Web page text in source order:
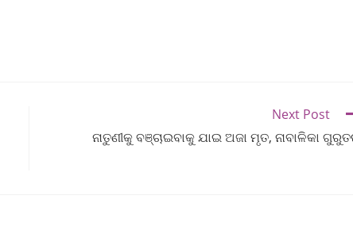
Next Post
ନାତୁଣୀକୁ ବଞ୍ଚାଇବାକୁ ଯାଇ ଅଜା ମୃତ, ନାବାଳିକା